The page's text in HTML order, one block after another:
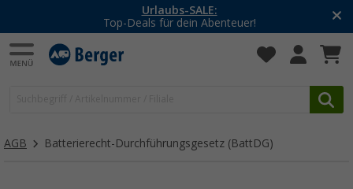
Urlaubs-SALE:
Top-Deals für dein Abenteuer!
AGB Batterierecht-Durchführungsgesetz (BattDG)